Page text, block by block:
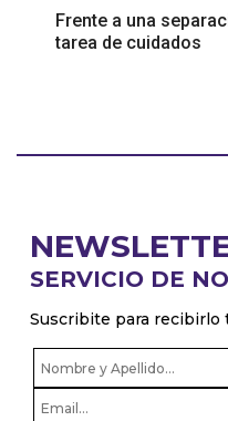
Frente a una
tarea de cuidados
SERVICIO DE
Suscribite para recibirlo